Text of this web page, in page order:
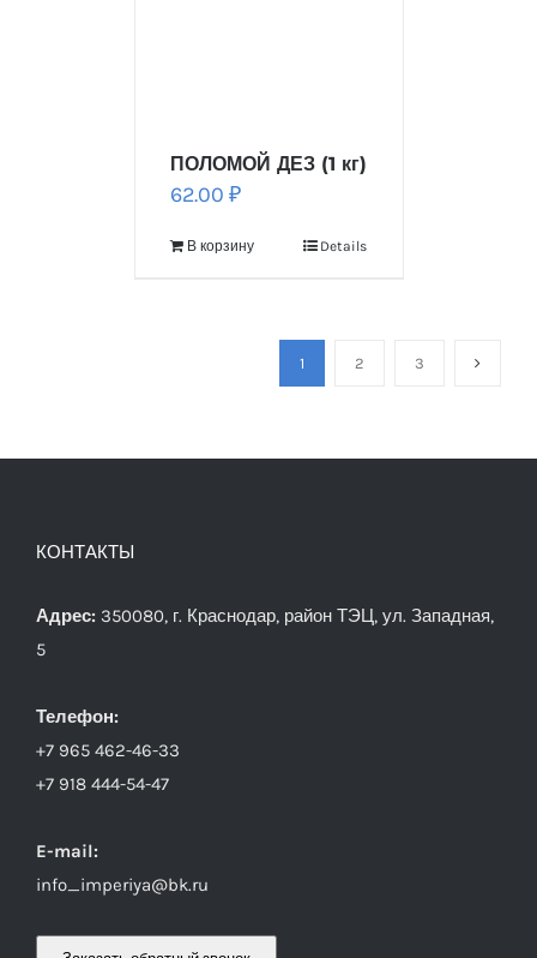
ПОЛОМОЙ ДЕЗ (1 кг)
62.00 ₽
В корзину Details
1 2 3
КОНТАКТЫ
Адрес: 350080, г. Краснодар, район ТЭЦ, ул. Западная,
5
Телефон:
+7 965 462-46-33
+7 918 444-54-47
E-mail:
info_imperiya@bk.ru